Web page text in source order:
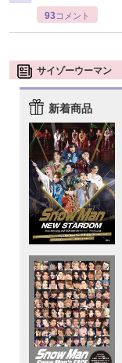
93コメント
サイゾーウーマン
新着商品